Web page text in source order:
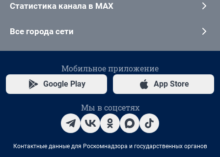
Статистика канала в MAX
Все города сети
Мобильное приложение
Google Play App Store
Мы в соцсетях
Контактные данные для Роскомнадзора и государственных органов